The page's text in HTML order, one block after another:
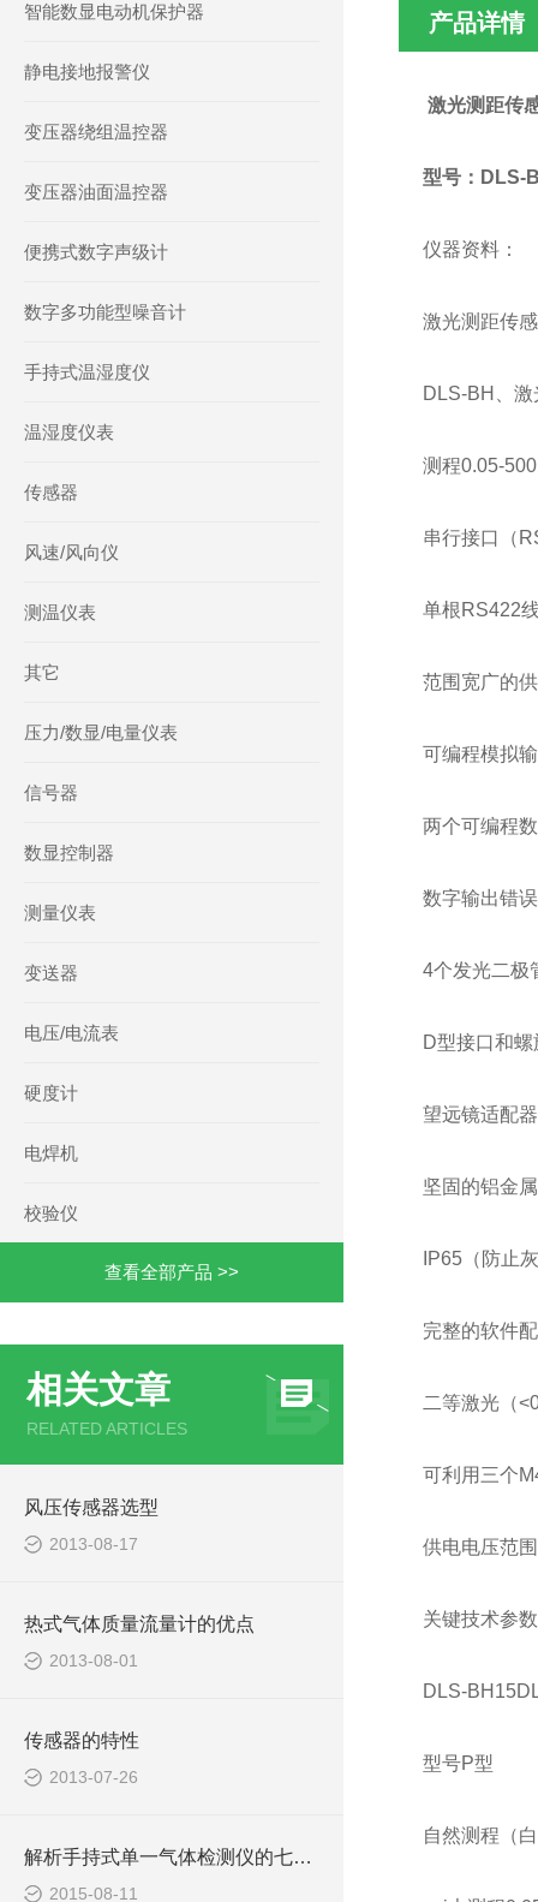
智能数显电动机保护器
静电接地报警仪
变压器绕组温控器
变压器油面温控器
便携式数字声级计
数字多功能型噪音计
手持式温湿度仪
温湿度仪表
传感器
风速/风向仪
测温仪表
其它
压力/数显/电量仪表
信号器
数显控制器
测量仪表
变送器
电压/电流表
硬度计
电焊机
校验仪
查看全部产品 >>
相关文章
RELATED ARTICLES
风压传感器选型
2013-08-17
热式气体质量流量计的优点
2013-08-01
传感器的特性
2013-07-26
解析手持式单一气体检测仪的七个产品特点
2015-08-11
产品详情
激光测距传
型号：DLS-
仪器资料：
激光测距传
DLS-BH、
测程0.05-
串行接口（
单根RS422
范围宽广的
可编程模拟
两个可编程
数字输出错
4个发光二极
D型接口和
望远镜适配
坚固的铝金
IP65（防止
完整的软件
二等激光（
可利用三个
供电电压范
关键技术参数
DLS-
型号P型
自然测程（